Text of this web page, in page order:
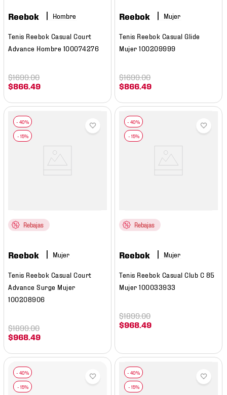
Reebok Hombre
Tenis Reebok Casual Court
Advance Hombre 100074276
$866 .49
$1699.00
Reebok Mujer
Tenis Reebok Casual Glide
Mujer 100209999
$866 .49
$1699.00
Rebajas
Reebok Mujer
Tenis Reebok Casual Court
Advance Surge Mujer
100208906
$968 .49
$1899.00
Rebajas
Reebok Mujer
Tenis Reebok Casual Club C 85
Mujer 100033933
$968 .49
$1899.00